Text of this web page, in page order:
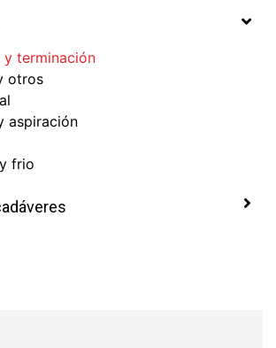
y terminación
otros
aspiración
frio